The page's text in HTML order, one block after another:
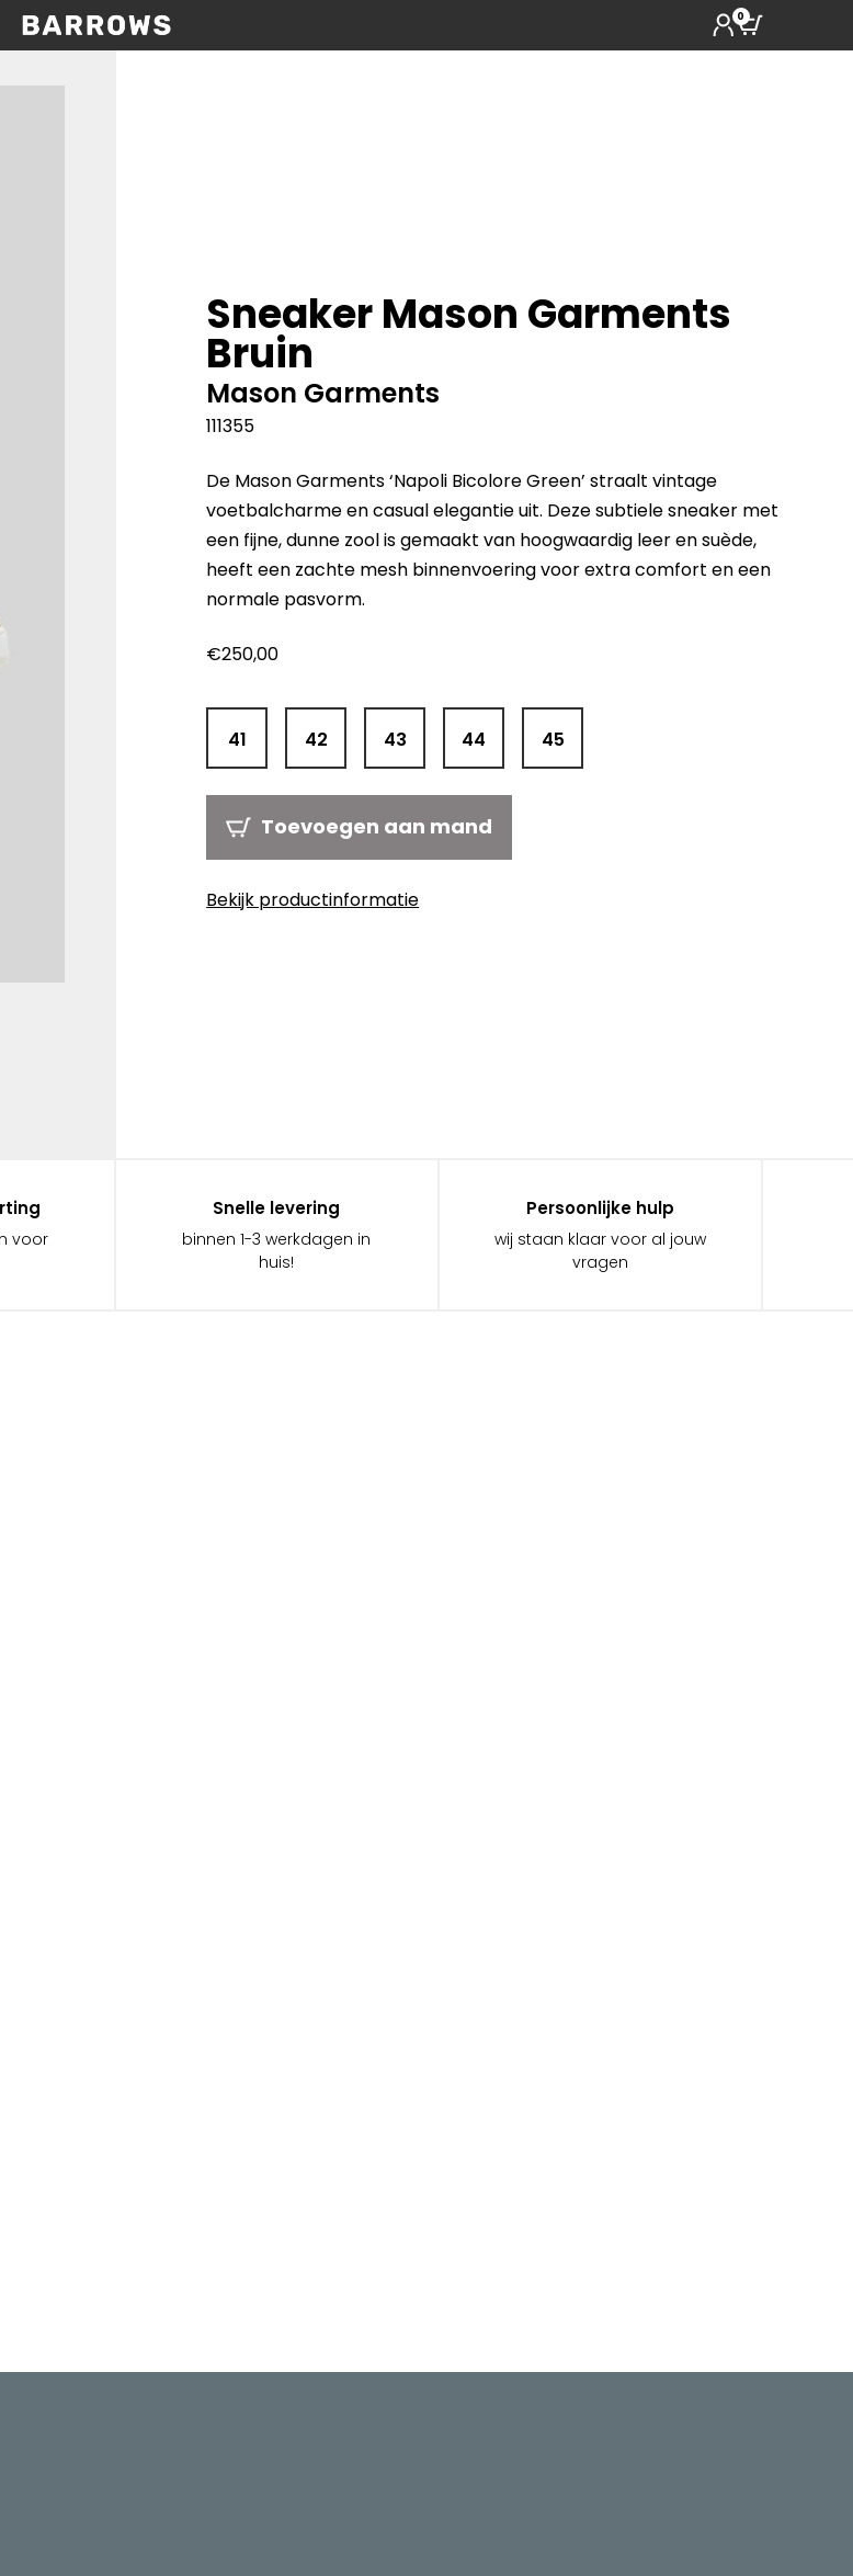
0
Sneaker Mason Garments
Bruin
Mason Garments
111355
De Mason Garments ‘Napoli Bicolore Green’ straalt vintage
voetbalcharme en casual elegantie uit. Deze subtiele sneaker met
een fijne, dunne zool is gemaakt van hoogwaardig leer en suède,
heeft een zachte mesh binnenvoering voor extra comfort en een
normale pasvorm.
€250,00
41 42 43 44 45
Toevoegen aan mand
Bekijk productinformatie
voor
Snelle levering
binnen 1-3 werkdagen in
huis!
Persoonlijke hulp
wij staan klaar voor al jouw
vragen